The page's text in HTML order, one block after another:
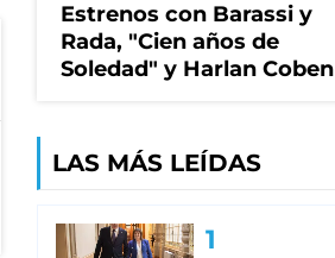
Estrenos con Barassi y
Rada, "Cien años de
Soledad" y Harlan Coben
LAS MÁS LEÍDAS